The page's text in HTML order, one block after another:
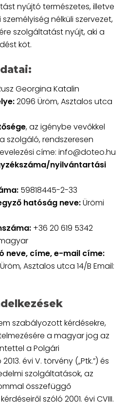
nyújtó természetes, illetve
nélküli szervezet,
szolgáltatást nyújt, aki a
köt.
Georgina Katalin
2096 Üröm, Asztalos utca
, az igénybe vevőkkel
szolgáló, rendszeresen
címe: info@doteo.hu
nyilvántartási
59818445-2-33
hatóság neve:Ürömi
+36 20 619 5342
neve, címe, e-mail címe:
Asztalos utca 14/B Email:
szabályozott kérdésekre,
a magyar jog az
a Polgári
évi V. törvény („Ptk.”) és
szolgáltatások, az
összefüggő
szóló 2001. évi CVIII.